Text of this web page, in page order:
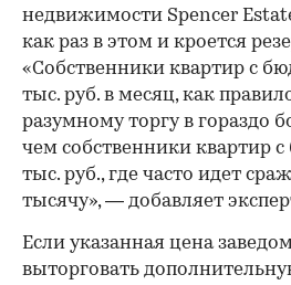
недвижимости Spencer
как раз в этом и кроется
«Собственники квартир с
тыс. руб. в месяц, как
разумному торгу в гораздо
чем собственники квартир
тыс. руб., где часто идет
тысячу», — добавляет
Если указанная цена
выторговать